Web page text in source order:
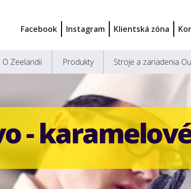
Facebook Instagram Klientská zóna
O Zeelandii Produkty Stroje a zariadenia
-